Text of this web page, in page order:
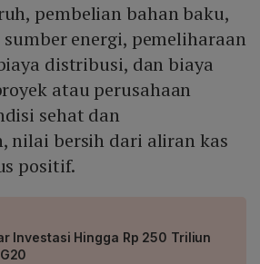
pembelian bahan baku,
energi, pemeliharaan
distribusi, dan biaya
atau perusahaan
sehat dan
nilai bersih dari aliran kas
positif.
Investasi Hingga Rp 250 Triliun